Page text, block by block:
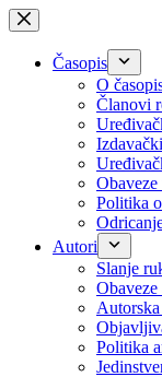
Skip
to
contentČasopis
O
Članovi
Politika
Autori
Slanje
Obaveze
Politika